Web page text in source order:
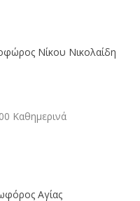
Νίκου Νικολαίδη
Καθημερινά
Αγίας